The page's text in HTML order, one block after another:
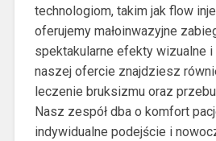
technologiom, takimjak flow
oferujemy małoinwazyjne
spektakularne efekty wizualne i
naszej ofercie znajdziesz
leczenie bruksizmu oraz
Nasz zespół dba o komfort
indywidualne podejście i